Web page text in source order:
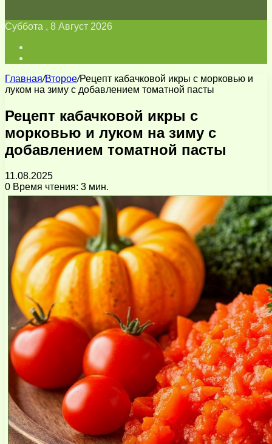
Суббота , 8 Август 2026
Главная/Второе/Рецепт кабачковой икры с морковью и
луком на зиму с добавлением томатной пасты
Рецепт кабачковой икры с
морковью и луком на зиму с
добавлением томатной пасты
11.08.2025
0 Время чтения: 3 мин.